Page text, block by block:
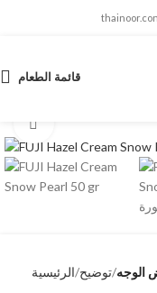
قائمة الطعام
الرئيسية توضيح الوجه